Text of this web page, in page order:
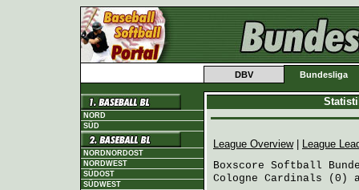
DBV Bundesliga
NORD
SÜD
NORDNORDOST
NORDWEST
SÜDOST
SÜDWEST
League Overview|
League
Boxscore Softball
Cologne Cardinals (0)